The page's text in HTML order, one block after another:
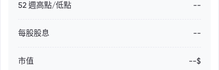
52 週高點/低點 --
每股股息 --
市值 --$